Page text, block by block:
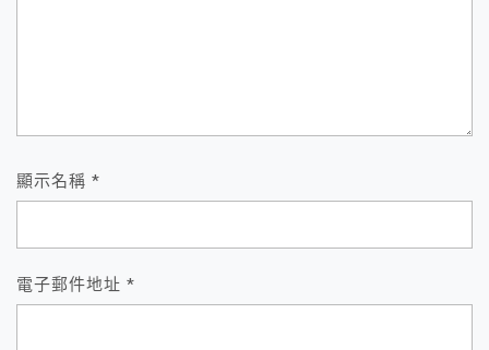
顯示名稱 *
電子郵件地址 *